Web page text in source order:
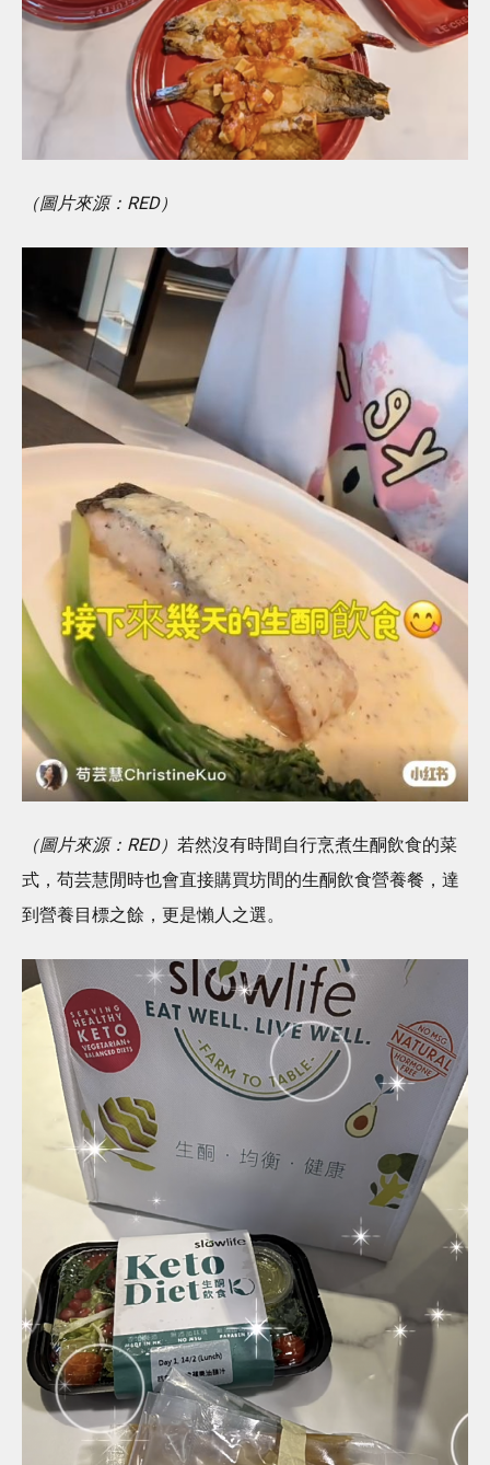
（圖片來源：RED）
（圖片來源：RED） 若然沒有時間自行烹煮生酮飲食的菜
式，苟芸慧閒時也會直接購買坊間的生酮飲食營養餐，達
到營養目標之餘，更是懶人之選。